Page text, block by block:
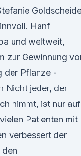
Hanf
und weltweit,
zur Gewinnung
der Pflanze -
Nicht jeder, der
nimmt, ist nur
Patienten mit
verbessert der
den